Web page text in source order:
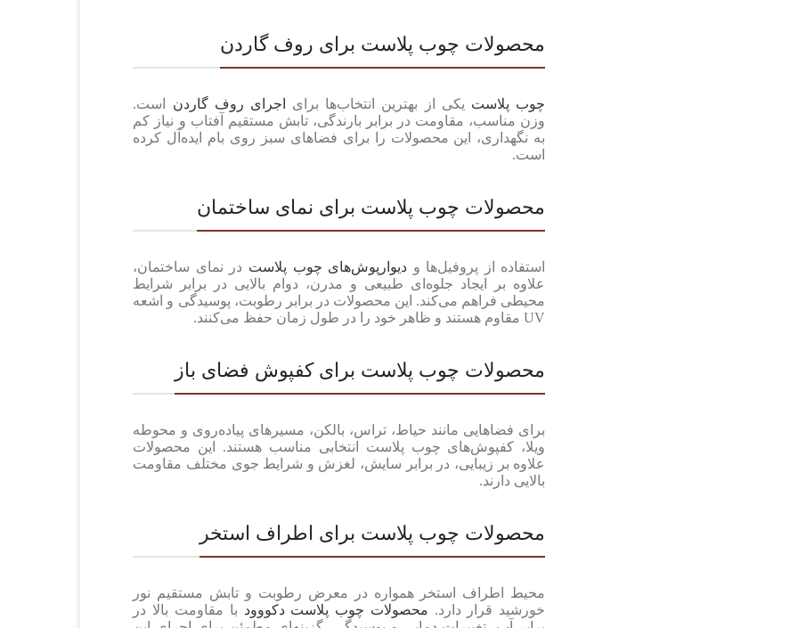
محصولات چوب پلاست برای روف گاردن
چوب پلاست یکی از بهترین انتخاب‌ها برای اجرای روف گاردن است.
وزن مناسب، مقاومت در برابر بارندگی، تابش مستقیم آفتاب و نیاز کم
به نگهداری، این محصولات را برای فضاهای سبز روی بام ایده‌آل کرده
است.
محصولات چوب پلاست برای نمای ساختمان
استفاده از پروفیل‌ها و دیوارپوش‌های چوب پلاست در نمای ساختمان،
علاوه بر ایجاد جلوه‌ای طبیعی و مدرن، دوام بالایی در برابر شرایط
محیطی فراهم می‌کند. این محصولات در برابر رطوبت، پوسیدگی و اشعه
UV مقاوم هستند و ظاهر خود را در طول زمان حفظ می‌کنند.
محصولات چوب پلاست برای کفپوش فضای باز
برای فضاهایی مانند حیاط، تراس، بالکن، مسیرهای پیاده‌روی و محوطه
ویلا، کفپوش‌های چوب پلاست انتخابی مناسب هستند. این محصولات
علاوه بر زیبایی، در برابر سایش، لغزش و شرایط جوی مختلف مقاومت
بالایی دارند.
محصولات چوب پلاست برای اطراف استخر
محیط اطراف استخر همواره در معرض رطوبت و تابش مستقیم نور
خورشید قرار دارد. محصولات چوب پلاست دکووود با مقاومت بالا در